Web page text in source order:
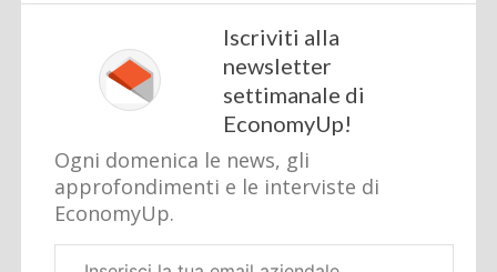
Iscriviti alla
newsletter
settimanale di
EconomyUp!
Ogni domenica le news, gli
approfondimenti e le interviste di
EconomyUp.